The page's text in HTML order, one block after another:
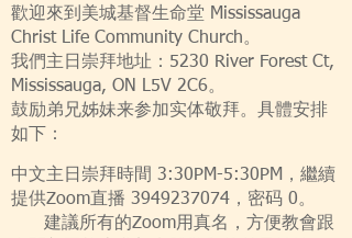
歡迎來到美城基督生命堂 Mississauga
Christ Life Community Church。
我們主日崇拜地址：5230 River Forest Ct,
Mississauga, ON L5V 2C6。
鼓励弟兄姊妹来参加实体敬拜。具體安排
如下：
中文主日崇拜時間 3:30PM-5:30PM，繼續
提供Zoom直播 3949237074 ，密码 0。
建議所有的Zoom用真名，方便教會跟